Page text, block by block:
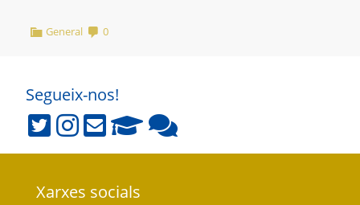
General 0
Segueix-nos!
Xarxes socials